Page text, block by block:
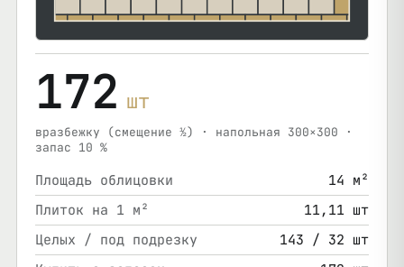
172 шт
вразбежку (смещение ½) · напольная 300×300 ·
запас 10 %
Площадь облицовки
14 м²
Плиток на 1 м²
11,11 шт
Целых / под подрезку
143 / 32 шт